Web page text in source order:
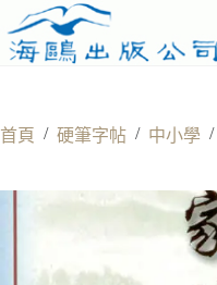
to
content
首頁 / 硬筆字帖 / 中小學 /